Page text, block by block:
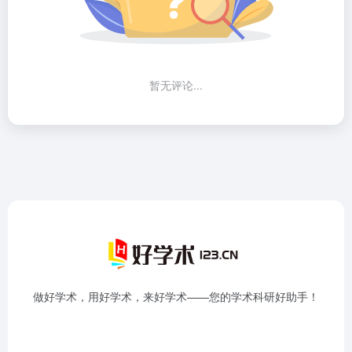
暂无评论...
做好学术，用好学术，来好学术——您的学术科研好助手！